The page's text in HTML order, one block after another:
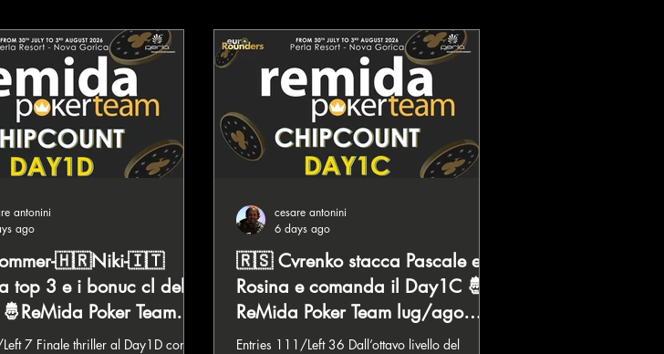
🇭🇷Niki-🇮🇹
top 3 e i bonuc cl del
Poker Team
2026
7 Finale thriller al Day1D con 7
antonini
ago
🇷🇸 Cvrenko stacca Pascale e
Rosina e comanda il Day1C 🤴
ReMida Poker Team lug/ago
2026
Entries 111/Left 36 Dall’ottavo livello del
cesare antonini
6 days ago